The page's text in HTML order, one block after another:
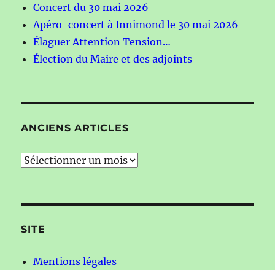
Concert du 30 mai 2026
Apéro-concert à Innimond le 30 mai 2026
Élaguer Attention Tension…
Élection du Maire et des adjoints
ANCIENS ARTICLES
Anciens
SITE
Mentions légales